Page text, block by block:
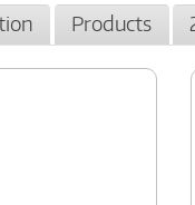
Products